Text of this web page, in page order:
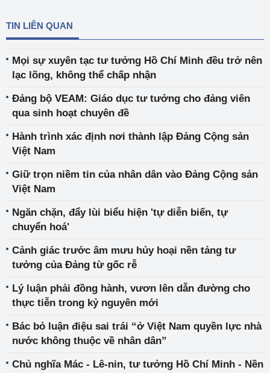
TIN LIÊN QUAN
Mọi sự xuyên tạc tư tưởng Hồ Chí Minh đều trở nên
lạc lõng, không thể chấp nhận
Đảng bộ VEAM: Giáo dục tư tưởng cho đảng viên
qua sinh hoạt chuyên đề
Hành trình xác định nơi thành lập Đảng Cộng sản
Việt Nam
Giữ trọn niềm tin của nhân dân vào Đảng Cộng sản
Việt Nam
Ngăn chặn, đẩy lùi biểu hiện 'tự diễn biến, tự
chuyển hoá'
Cảnh giác trước âm mưu hủy hoại nền tảng tư
tưởng của Đảng từ gốc rễ
Lý luận phải đồng hành, vươn lên dẫn đường cho
thực tiễn trong kỷ nguyên mới
Bác bỏ luận điệu sai trái “ở Việt Nam quyền lực nhà
nước không thuộc về nhân dân”
Chủ nghĩa Mác - Lê-nin, tư tưởng Hồ Chí Minh - Nền